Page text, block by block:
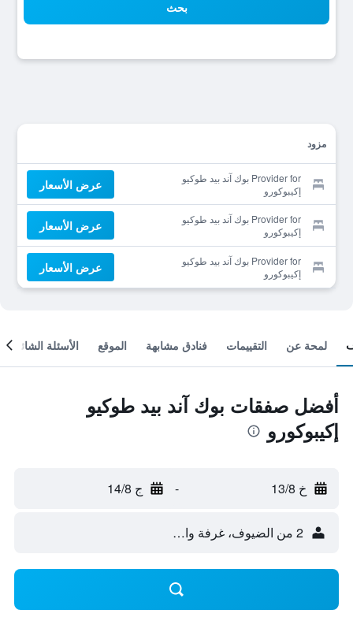
بحث
مزود
Provider for بوك آند بيد طوكيو
إكيبوكورو
عرض الأسعار
Provider for بوك آند بيد طوكيو
إكيبوكورو
عرض الأسعار
Provider for بوك آند بيد طوكيو
إكيبوكورو
عرض الأسعار
لمحة عن التقييمات فنادق مشابهة الموقع الأسئلة الشائعة
أفضل صفقات بوك آند بيد طوكيو
إكيبوكورو
خ 13/8 - ج 14/8
2 من الضيوف، غرفة واحدة